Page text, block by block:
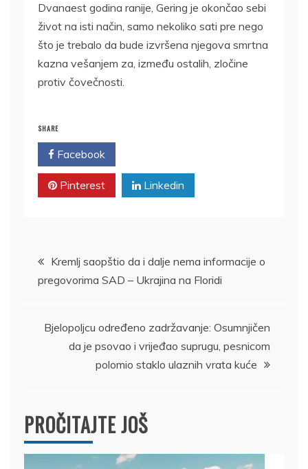
Dvanaest godina ranije, Gering je okončao sebi
život na isti način, samo nekoliko sati pre nego
što je trebalo da bude izvršena njegova smrtna
kazna vešanjem za, između ostalih, zločine
protiv čovečnosti.
SHARE
Facebook
Pinterest Linkedin
Kretanje
članka
Kremlj saopštio da i dalje nema informacije o
pregovorima SAD – Ukrajina na Floridi
Bjelopoljcu određeno zadržavanje: Osumnjičen
da je psovao i vrijeđao suprugu, pesnicom
polomio staklo ulaznih vrata kuće
PROČITAJTE JOŠ